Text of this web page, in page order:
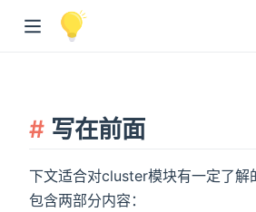
写在前面
下文适合对cluster模块有一定了解
包含两部分内容：